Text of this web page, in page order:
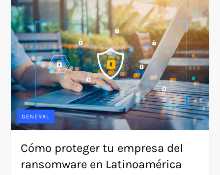
GENERAL
Cómo proteger tu empresa del
ransomware en Latinoamérica